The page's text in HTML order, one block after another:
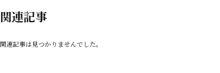
関連記事
関連記事は見つかりませんでした。